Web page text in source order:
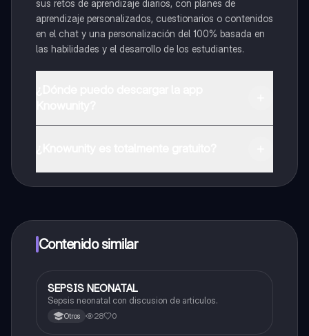
sus retos de aprendizaje diarios, con planes de
aprendizaje personalizados, cuestionarios o contenidos
en el chat y una personalización del 100% basada en
las habilidades y el desarrollo de los estudiantes.
a determinadas funciones.
Contenido similar
Ciencia y Tecnología
SEPSIS NEONATAL
Sepsis neonatal con discusion de articulos.
Otros 28 0